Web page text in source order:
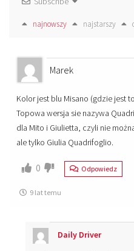
najnowszy najstarszy
Marek
Kolor jest blu Misano (gdzie jest
Topowa wersja sie nazywa
dla Mito i Giulietta, czyli nie
ale tylko Giulia Quadrifoglio.
0 Odpowiedz
9 lat temu
Daily Driver